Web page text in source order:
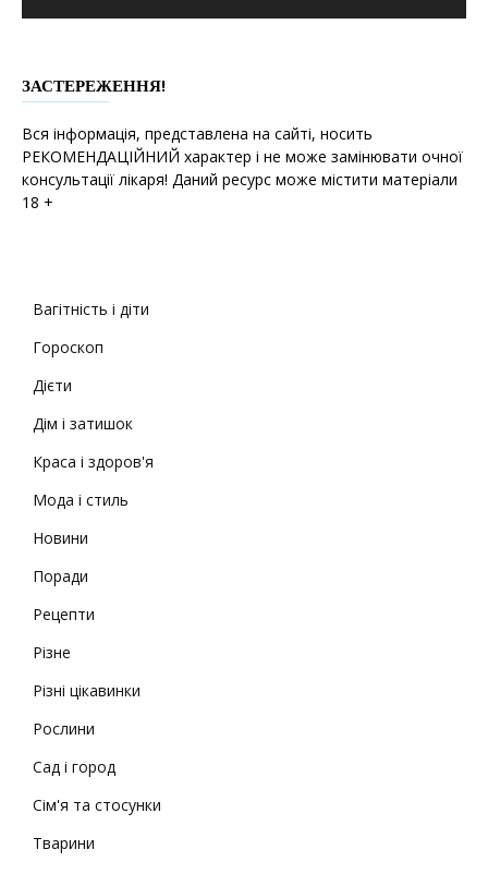
ЗАСТЕРЕЖЕННЯ!
Вся інформація, представлена на сайті, носить
РЕКОМЕНДАЦІЙНИЙ характер і не може замінювати очної
консультації лікаря! Даний ресурс може містити матеріали
18 +
Вагітність і діти
Гороскоп
Дієти
Дім і затишок
Краса і здоров'я
Мода і стиль
Новини
Поради
Рецепти
Різне
Різні цікавинки
Рослини
Сад і город
Сім'я та стосунки
Тварини